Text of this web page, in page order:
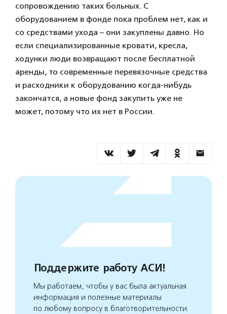
сопровождению таких больных. С
оборудованием в фонде пока проблем нет, как и
со средствами ухода – они закуплены давно. Но
если специализированные кровати, кресла,
ходунки люди возвращают после бесплатной
аренды, то современные перевязочные средства
и расходники к оборудованию когда-нибудь
закончатся, а новые фонд закупить уже не
может, потому что их нет в России.
Поддержите работу АСИ!
Мы работаем, чтобы у вас была актуальная
информация и полезные материалы
по любому вопросу в благотворительности.